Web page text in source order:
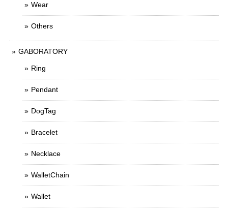
Wear
Others
GABORATORY
Ring
Pendant
DogTag
Bracelet
Necklace
WalletChain
Wallet